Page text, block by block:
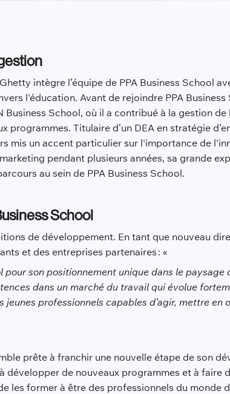
intègre l’équipe de PPA Business School
l'éducation. Avant de rejoindre PPA
Business School, où il a contribué à la gestion
Titulaire d’un DEA en stratégie
mis un accent particulier sur l'importance de
pendant plusieurs années, sa grande
au sein de PPA Business School.
School
de développement. En tant que nouveau
et des entreprises partenaires : «
pour son positionnement unique dans le
dans un marché du travail qui évolue
jeunes professionnels capables d’agir, mettre
prête à franchir une nouvelle étape de son
développer de nouveaux programmes et à faire
les former à être des professionnels du monde